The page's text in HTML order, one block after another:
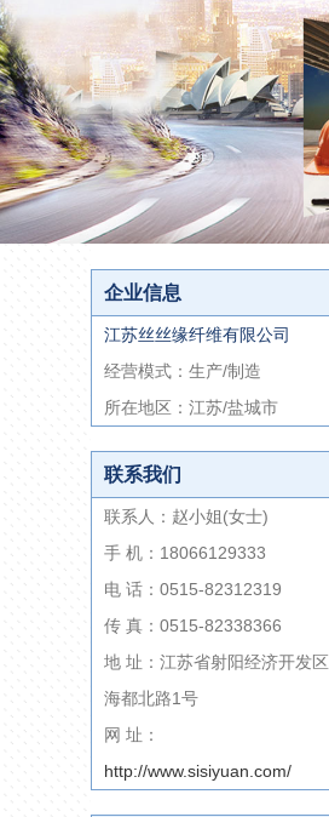
企业信息
江苏丝丝缘纤维有限公司
经营模式：生产/制造
所在地区：江苏/盐城市
联系我们
联系人：赵小姐(女士)
手 机：18066129333
电 话：0515-82312319
传 真：0515-82338366
地 址：江苏省射阳经济开发区
海都北路1号
网 址：
http://www.sisiyuan.com/